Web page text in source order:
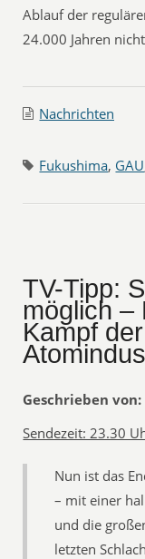
Ablauf der
24.000 Jahren
Nachrichten
Fukushima, GAU
TV-Tipp:
möglich –
Kampf der
Geschrieben von:
Sendezeit: 23.30
Nun ist das
– mit einer
und die
letzten